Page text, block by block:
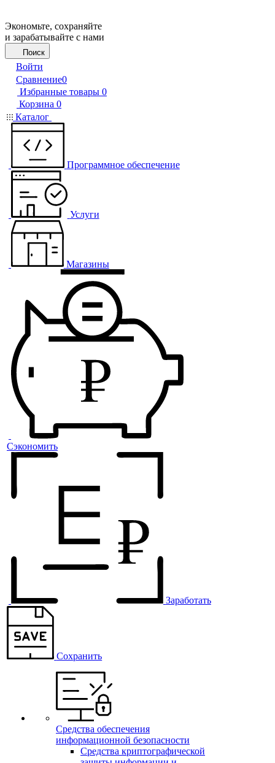
Экономьте, сохраняйте
и зарабатывайте с нами
Поиск
Войти
Сравнение0
Избранные товары 0
Корзина 0
Каталог
Программное обеспечение
Услуги
Магазины
Сэкономить
Заработать
Сохранить
Средства обеспечения
информационной безопасности
Средства криптографической